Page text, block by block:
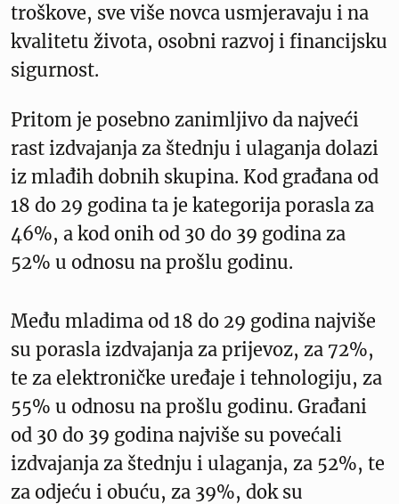
troškove, sve više novca usmjeravaju i na
kvalitetu života, osobni razvoj i financijsku
sigurnost.
Pritom je posebno zanimljivo da najveći
rast izdvajanja za štednju i ulaganja dolazi
iz mlađih dobnih skupina. Kod građana od
18 do 29 godina ta je kategorija porasla za
46%, a kod onih od 30 do 39 godina za
52% u odnosu na prošlu godinu.
Među mladima od 18 do 29 godina najviše
su porasla izdvajanja za prijevoz, za 72%,
te za elektroničke uređaje i tehnologiju, za
55% u odnosu na prošlu godinu. Građani
od 30 do 39 godina najviše su povećali
izdvajanja za štednju i ulaganja, za 52%, te
za odjeću i obuću, za 39%, dok su